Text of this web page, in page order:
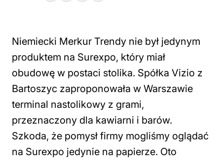
Niemiecki Merkur Trendy nie był jedynym
produktem na Surexpo, który miał
obudowę w postaci stolika. Spółka Vizio z
Bartoszyc zaproponowała w Warszawie
terminal nastolikowy z grami,
przeznaczony dla kawiarni i barów.
Szkoda, że pomysł firmy mogliśmy oglądać
na Surexpo jedynie na papierze. Oto